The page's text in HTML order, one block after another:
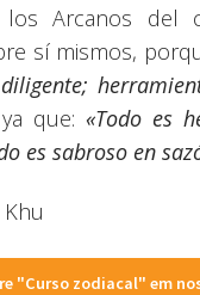
los Arcanos del
sí mismos,
que: «Todo es
es sabroso en
"Curso zodiacal" em